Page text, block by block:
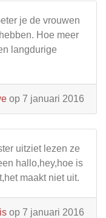
je de vrouwen
Hoe meer
langdurige
op 7 januari 2016
uitziet lezen ze
hallo,hey,hoe is
maakt niet uit.
op 7 januari 2016